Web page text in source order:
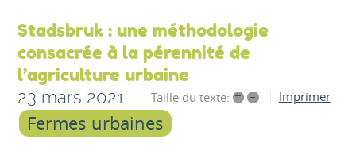
Stadsbruk : une méthodologie
consacrée à la pérennité de
l’agriculture urbaine
23 mars 2021 Taille du texte: + – Imprimer
Fermes urbaines